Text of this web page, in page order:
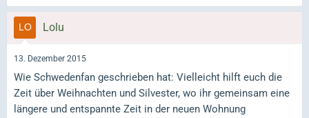
Lolu
13. Dezember 2015
Wie Schwedenfan geschrieben hat: Vielleicht hilft euch die
Zeit über Weihnachten und Silvester, wo ihr gemeinsam eine
längere und entspannte Zeit in der neuen Wohnung